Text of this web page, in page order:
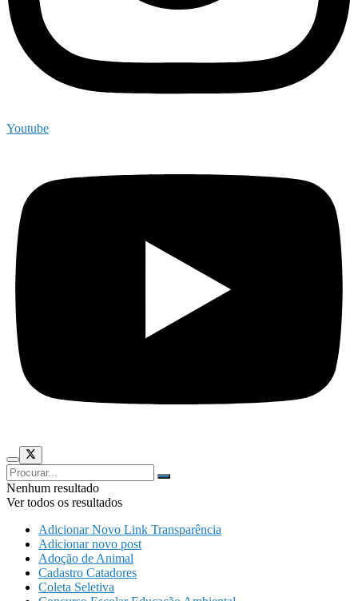
Youtube
Nenhum resultado
Ver todos os resultados
Adicionar Novo Link Transparência
Adicionar novo post
Adoção de Animal
Cadastro Catadores
Coleta Seletiva